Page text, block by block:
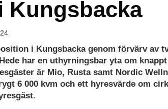
Kungsbacka
i Kungsbacka genom förvärv av
har en uthyrningsbar yta om
är Mio, Rusta samt Nordic
6 000 kvm och ett hyresvärde om